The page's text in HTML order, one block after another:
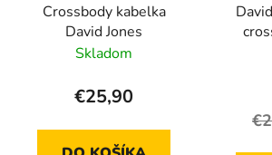
Crossbody kabelka
David Jones
Skladom
€25,90